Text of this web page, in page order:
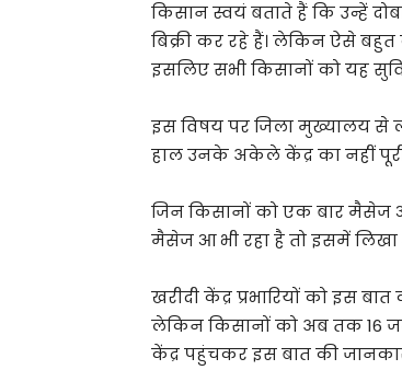
किसान स्वयं बताते हैं कि उन्हें
बिक्री कर रहे हैं। लेकिन ऐसे
इसलिए सभी किसानों को यह
इस विषय पर जिला मुख्यालय से
हाल उनके अकेले केंद्र का नहीं
जिन किसानों को एक बार मैसेज
मैसेज आ भी रहा है तो इसमें
खरीदी केंद्र प्रभारियों को इस
लेकिन किसानों को अब तक 16
केंद्र पहुंचकर इस बात की